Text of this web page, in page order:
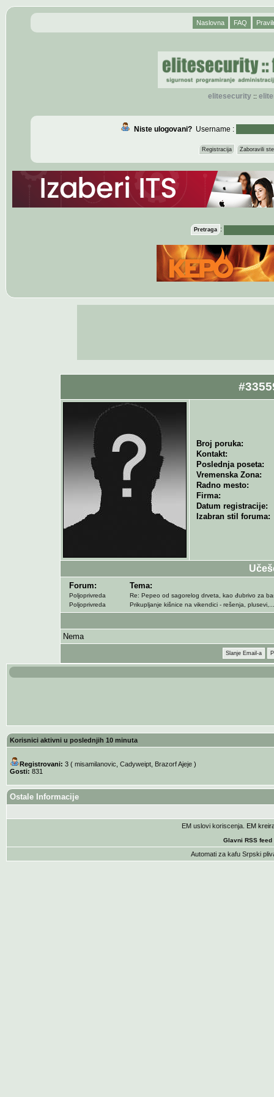
Naslovna FAQ
elitesecurity::
Niste ulogovani?Username :
Registracija Zaboravili
Pretraga :
Broj poruka:
Kontakt:
Poslednja poseta:
Vremenska Zona:
Radno mesto:
Firma:
Datum registracije:
Izabran stil foruma:
Forum: Tema:
Poljoprivreda
Re: Pepeo od sagorelog drveta, kao đubrivo za
Poljoprivreda
Prikupljanje kišnice na vikendici - rešenja, plusevi,...
Nema
Slanje Email-a
Korisnici aktivni u poslednjih 10 minuta
Registrovani: 3 ( misamilanovic Cadyweipt, Brazorf Ajeje)
Gosti: 831
Ostale Informacije
EM uslovi koriscenja . EM
Glavni RSS feed
Automati za kafu Srpski